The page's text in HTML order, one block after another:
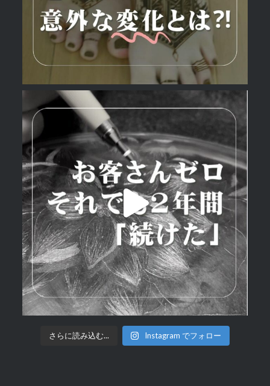
さらに読み込む... Instagram でフォロー